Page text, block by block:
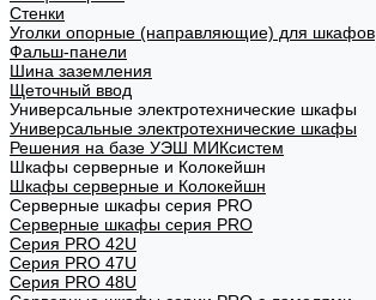
Стенки
Уголки опорные (направляющие) для шкафов
Фальш-панели
Шина заземления
Щеточный ввод
Универсальные электротехнические шкафы
Универсальные электротехнические шкафы
Решения на базе УЭШ МИКсистем
Шкафы серверные и Колокейшн
Шкафы серверные и Колокейшн
Серверные шкафы серия PRO
Серверные шкафы серия PRO
Серия PRO 42U
Серия PRO 47U
Серия PRO 48U